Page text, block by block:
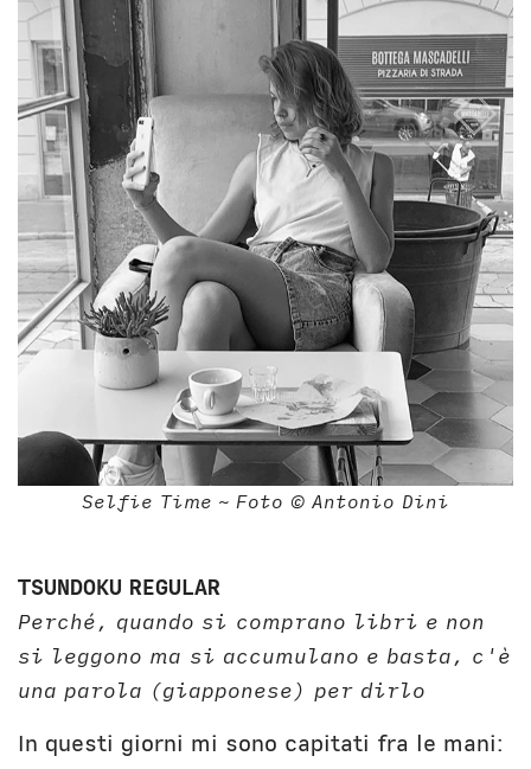
Selfie Time ~ Foto © Antonio Dini
TSUNDOKU REGULAR
Perché, quando si comprano libri e non
si leggono ma si accumulano e basta, c'è
una parola (giapponese) per dirlo
In questi giorni mi sono capitati fra le mani: